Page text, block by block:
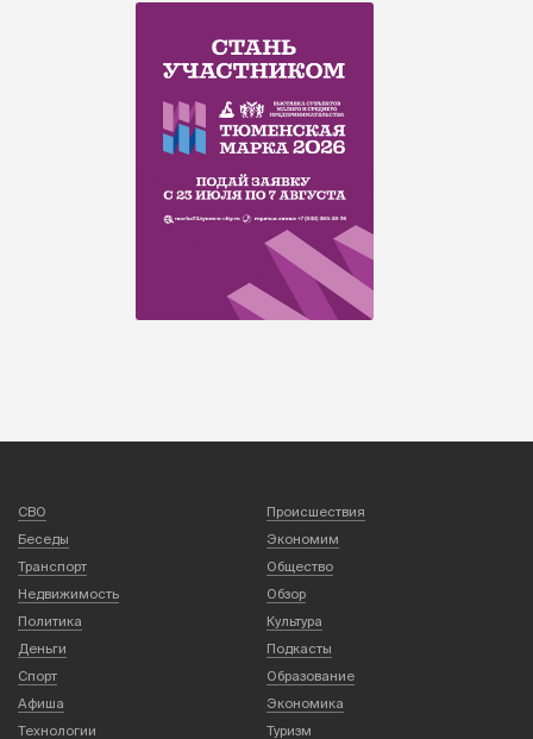
СВО
Происшествия
Беседы
Экономим
Транспорт
Общество
Недвижимость
Обзор
Политика
Культура
Деньги
Подкасты
Спорт
Образование
Афиша
Экономика
Технологии
Туризм